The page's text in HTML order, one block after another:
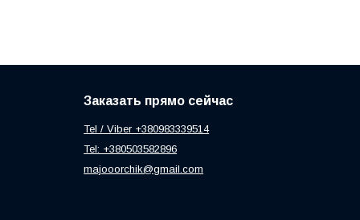
Заказать прямо сейчас
Tel / Viber +380983339514
Tel: +380503582896
majooorchik@gmail.com